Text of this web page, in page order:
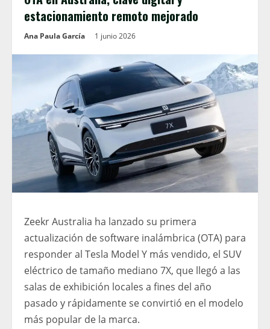
estacionamiento remoto mejorado
Ana Paula García 1 junio 2026
Zeekr Australia ha lanzado su primera
actualización de software inalámbrica (OTA) para
responder al Tesla Model Y más vendido, el SUV
eléctrico de tamaño mediano 7X, que llegó a las
salas de exhibición locales a fines del año
pasado y rápidamente se convirtió en el modelo
más popular de la marca.